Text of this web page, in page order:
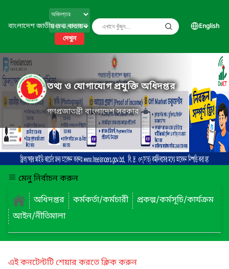
বাংলাদেশ জাতীয় তথ্য বাতায়ন
দেখুন
English
তথ্য ও যোগাযোগ প্রযুক্তি অধিদপ্তর
গণপ্রজাতন্ত্রী বাংলাদেশ সরকার
মেনু নির্বাচন করুন
অধিদপ্তর
কর্মকর্তা/কর্মচারী
প্রকল্প/কর্মসূচি/কার্যক্রম
আইন/নীতিমালা
এই কনটেন্টটি শেয়ার করতে ক্লিক করুন